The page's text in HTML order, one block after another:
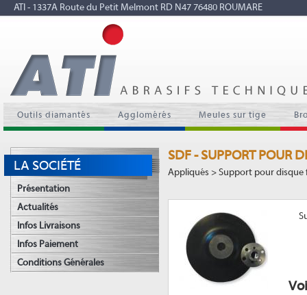
ATI - 1337A Route du Petit Melmont RD N47 76480 ROUMARE
Outils diamantés Agglomérés Meules sur tige
LA SOCIÉTÉ
Présentation
Actualités
Infos Livraisons
Infos Paiement
Conditions Générales
SDF - SUPPORT POUR
Appliqués > Support pour disque